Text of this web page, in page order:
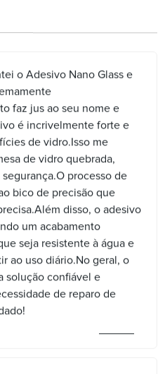
o Adesivo Nano Glass e
faz jus ao seu nome e
é incrivelmente forte e
de vidro.Isso me
de vidro quebrada,
processo de
bico de precisão que
disso, o adesivo
um acabamento
seja resistente à água e
ao uso diário.No geral, o
solução confiável e
de reparo de